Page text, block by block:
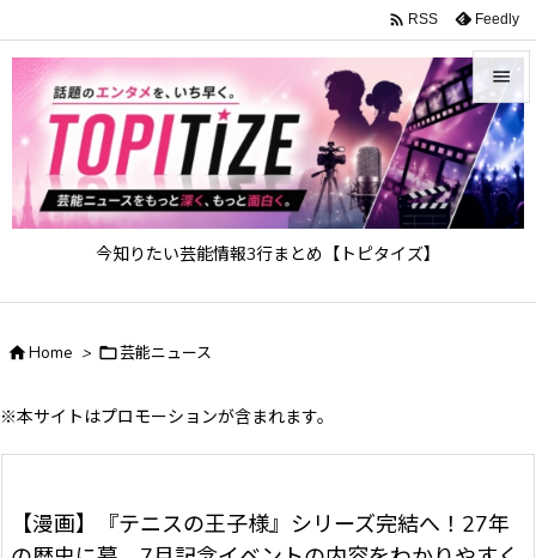
今知りたい芸能情報3行まとめ【トピタイズ】


メニュ

サイド
 RSS Feedly
Home > 芸能ニュース
※本サイトはプロモーションが含まれます。
【漫画】『テニスの王子様』シリーズ完結へ！27年